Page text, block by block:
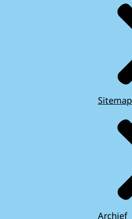
Sitemap
Archief